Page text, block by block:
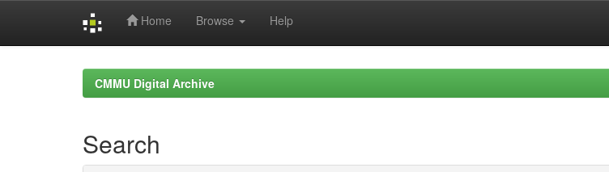
Home Browse Help
CMMU Digital Archive
Search